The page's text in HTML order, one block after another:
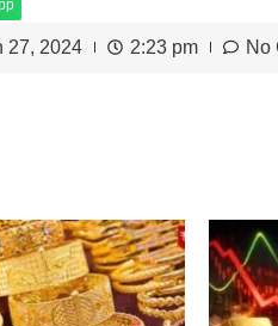
27, 2024 2:23 pm No